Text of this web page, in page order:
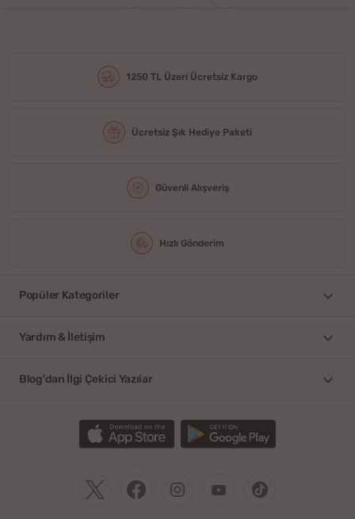
1250 TL Üzeri Ücretsiz Kargo
Ücretsiz Şık Hediye Paketi
Güvenli Alışveriş
Hızlı Gönderim
Popüler Kategoriler
Yardım & İletişim
Blog'dan İlgi Çekici Yazılar